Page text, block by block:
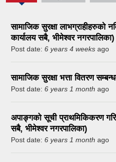
सामाजिक सुरक्षा लाभग्राहीहरुको
कार्यालय सबै, भीमेश्वर नगरपालिका)
Post date: 6 years 4 weeks ago
सामाजिक सुरक्षा भत्ता वितरण
Post date: 6 years 1 month ago
अपाङ्गको सूची प्राथमिकिकरण
सबै, भीमेश्वर नगरपालिका)
Post date: 6 years 1 month ago